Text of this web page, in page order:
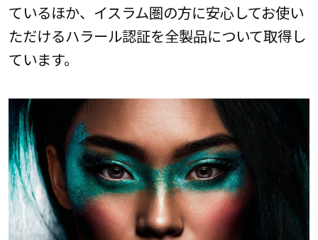
ているほか、イスラム圏の方に安心してお使い
ただけるハラール認証を全製品について取得し
ています。